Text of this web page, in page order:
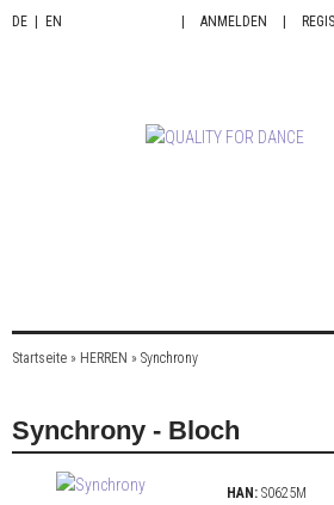
DE EN ANMELDEN
Startseite » HERREN » Synchrony
Synchrony - Bloch
HAN:S0625M